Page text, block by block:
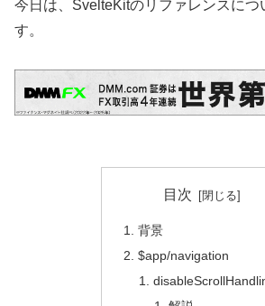
今日は、SvelteKitのリファレンスにつ
す。
目次
背景
$app/navigation